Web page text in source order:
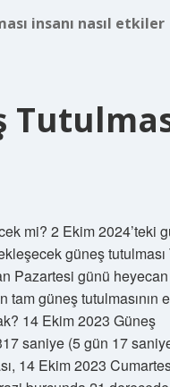
insanı nasıl etkiler
mi? 2 Ekim 2024’teki
güneş
Pazartesi günü
güneş tutulmasının
14 Ekim 2023 Güneş
saniye (5 gün 17
14 Ekim 2023